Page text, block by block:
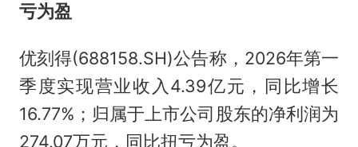
亏为盈
优刻得(688158.SH)公告称，2026年第一
季度实现营业收入4.39亿元，同比增长
16.77%；归属于上市公司股东的净利润为
274.07万元，同比扭亏为盈。